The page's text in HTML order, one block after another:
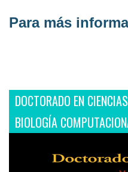
Para más
DOCTORADO EN
BIOLOGÍA